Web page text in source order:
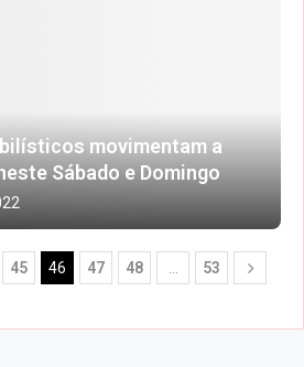
movimentam a
Sábado e Domingo
45 46 47 48 53